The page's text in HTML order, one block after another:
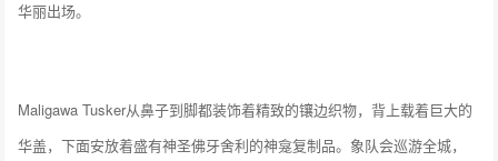
华丽出场。
Maligawa Tusker从鼻子到脚都装饰着精致的镶边织物，背上载着巨大的
华盖，下面安放着盛有神圣佛牙舍利的神龛复制品。象队会巡游全城，